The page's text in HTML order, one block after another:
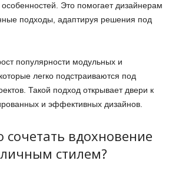
Это помогает дизайнерам
подходы, адаптируя решения под
популярности модульных и
легко подстраиваются под
Такой подход открывает двери к
и эффективных дизайнов.
вдохновение
личным стилем?